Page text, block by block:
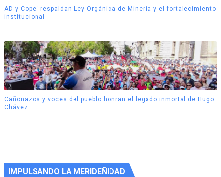
AD y Copei respaldan Ley Orgánica de Minería y el fortalecimiento
institucional
Cañonazos y voces del pueblo honran el legado inmortal de Hugo
Chávez
IMPULSANDO LA MERIDEÑIDAD